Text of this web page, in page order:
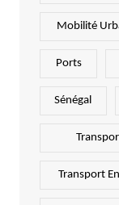
Mobilité
Ports
Sénégal
Transport